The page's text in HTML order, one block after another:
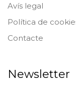
Avís legal
Política de
Contacte
Newsletter